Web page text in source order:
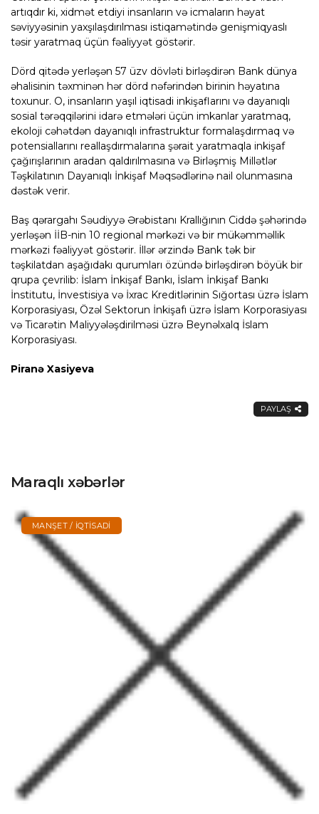
artıqdır ki, xidmət etdiyi insanların və icmaların həyat
səviyyəsinin yaxşılaşdırılması istiqamətində genişmiqyaslı
təsir yaratmaq üçün fəaliyyət göstərir.
Dörd qitədə yerləşən 57 üzv dövləti birləşdirən Bank dünya
əhalisinin təxminən hər dörd nəfərindən birinin həyatına
toxunur. O, insanların yaşıl iqtisadi inkişaflarını və dayanıqlı
sosial tərəqqilərini idarə etmələri üçün imkanlar yaratmaq,
ekoloji cəhətdən dayanıqlı infrastruktur formalaşdırmaq və
potensiallarını reallaşdırmalarına şərait yaratmaqla inkişaf
çağırışlarının aradan qaldırılmasına və Birləşmiş Millətlər
Təşkilatının Dayanıqlı İnkişaf Məqsədlərinə nail olunmasına
dəstək verir.
Baş qərargahı Səudiyyə Ərəbistanı Krallığının Ciddə şəhərində
yerləşən İİB-nin 10 regional mərkəzi və bir mükəmməllik
mərkəzi fəaliyyət göstərir. İllər ərzində Bank tək bir
təşkilatdan aşağıdakı qurumları özündə birləşdirən böyük bir
qrupa çevrilib: İslam İnkişaf Bankı, İslam İnkişaf Bankı
İnstitutu, İnvestisiya və İxrac Kreditlərinin Sığortası üzrə İslam
Korporasiyası, Özəl Sektorun İnkişafı üzrə İslam Korporasiyası
və Ticarətin Maliyyələşdirilməsi üzrə Beynəlxalq İslam
Korporasiyası.
Piranə Xasiyeva
PAYLAŞ
Maraqlı xəbərlər
MANŞET / İQTISADI